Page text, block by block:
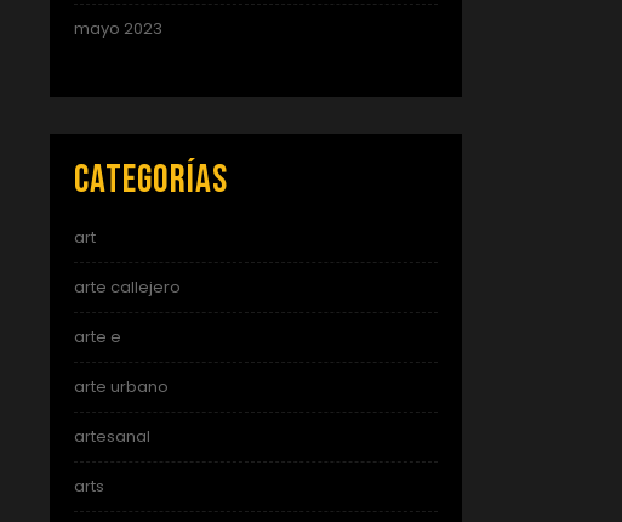
mayo 2023
Categorías
art
arte callejero
arte e
arte urbano
artesanal
arts